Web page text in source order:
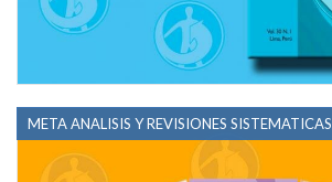
META ANALISIS Y REVISIONES SISTEMATICAS